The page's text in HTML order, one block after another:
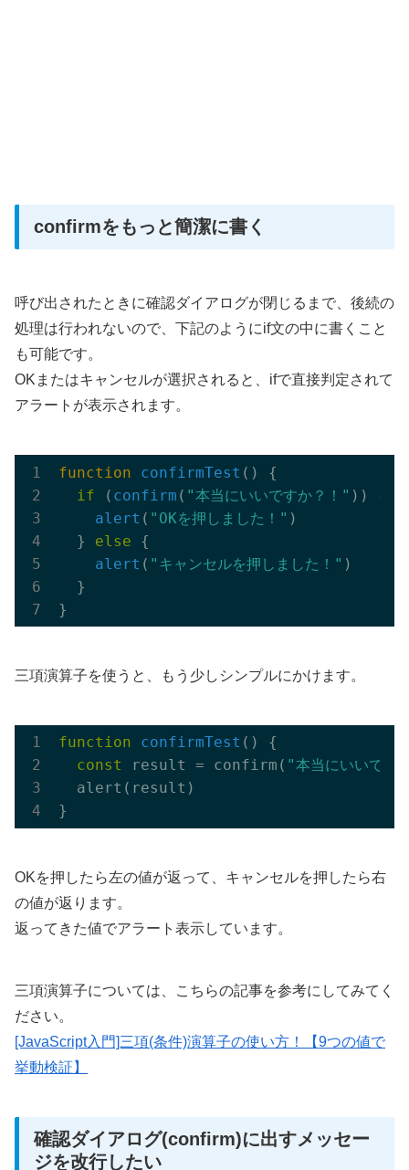
confirmをもっと簡潔に書く
呼び出されたときに確認ダイアログが閉じるまで、後続の
処理は行われないので、下記のようにif文の中に書くこと
も可能です。
OKまたはキャンセルが選択されると、ifで直接判定されて
アラートが表示されます。
function confirmTest () {
if ( confirm ( "本当にいいですか？！" )) {
alert ( "OKを押しました！" )
  }
else {
alert ( "キャンセルを押しました！" )
  }
三項演算子を使うと、もう少しシンプルにかけます。
function confirmTest ()
{
const
result = confirm( "本当にいいです
  alert(result)
OKを押したら左の値が返って、キャンセルを押したら右
の値が返ります。
返ってきた値でアラート表示しています。
三項演算子については、こちらの記事を参考にしてみてく
ださい。
[JavaScript入門]三項(条件)演算子の使い方！【9つの値で
挙動検証】
確認ダイアログ(confirm)に出すメッセー
ジを改行したい